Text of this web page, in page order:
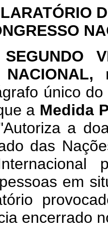
VICE-
NACIONAL,
único
a Medida
a
das
em
encerrado